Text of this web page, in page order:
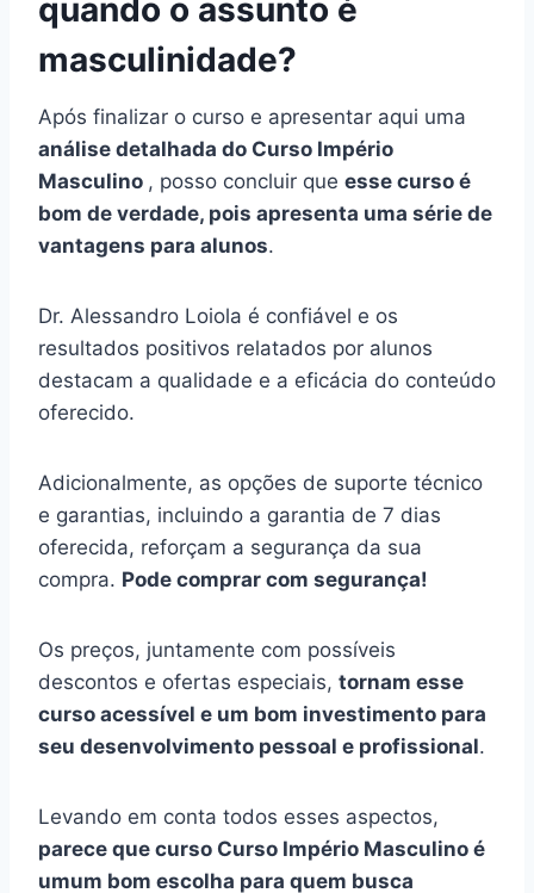
quando o assunto é
masculinidade?
Após finalizar o curso e apresentar aqui uma
análise detalhada do Curso Império
Masculino , posso concluir que esse curso é
bom de verdade, pois apresenta uma série de
vantagens para alunos.
Dr. Alessandro Loiola é confiável e os
resultados positivos relatados por alunos
destacam a qualidade e a eficácia do conteúdo
oferecido.
Adicionalmente, as opções de suporte técnico
e garantias, incluindo a garantia de 7 dias
oferecida, reforçam a segurança da sua
compra. Pode comprar com segurança!
Os preços, juntamente com possíveis
descontos e ofertas especiais, tornam esse
curso acessível e um bom investimento para
seu desenvolvimento pessoal e profissional.
Levando em conta todos esses aspectos,
parece que curso Curso Império Masculino é
umum bom escolha para quem busca